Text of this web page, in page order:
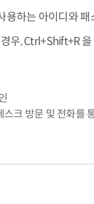
용하는 아이디와
우, Ctrl+Shift+R
크 방문 및 전화를